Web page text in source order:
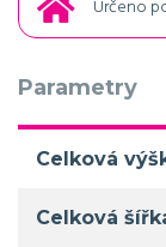
Určeno
Parametry
Celková
Celková